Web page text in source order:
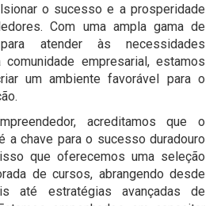
o sucesso e a prosperidade
Com uma ampla gama de
atender às necessidades
empresarial, estamos
um ambiente favorável para o
acreditamos que o
a chave para o sucesso duradouro
que oferecemos uma seleção
de cursos, abrangendo desde
até estratégias avançadas de